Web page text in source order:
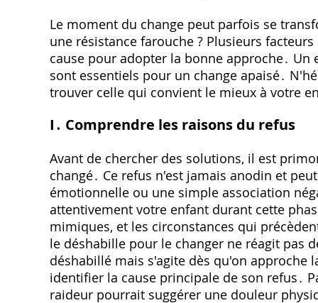
Le moment du change peut parfois se
une résistance farouche ? Plusieurs
cause pour adopter la bonne approche․
sont essentiels pour un change apaisé․
trouver celle qui convient le mieux à votre
I․ Comprendre les raisons du refus
Avant de chercher des solutions, il est
changé․ Ce refus n'est jamais anodin et
émotionnelle ou une simple association
attentivement votre enfant durant cette
mimiques, et les circonstances qui
le déshabille pour le changer ne réagit pas
déshabillé mais s'agite dès qu'on approche
identifier la cause principale de son refus․
raideur pourrait suggérer une douleur